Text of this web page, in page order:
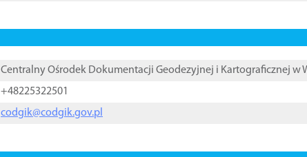
Centralny Ośrodek Dokumentacji Geodezyjnej i Kartograficznej w
+48225322501
codgik@codgik.gov.pl